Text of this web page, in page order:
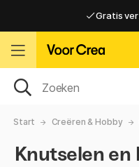
Gratis
Gratis
Start Creëren & Hobby
Knutselen en